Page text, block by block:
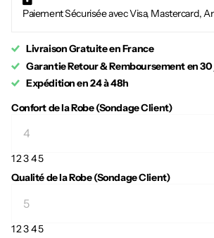
Paiement Sécurisée avec Visa, Mastercard,
Livraison Gratuite en France
Garantie Retour & Remboursement en
Expédition en 24 à 48h
Confort de la Robe (Sondage Client)
12345
Qualité de la Robe (Sondage Client)
12345